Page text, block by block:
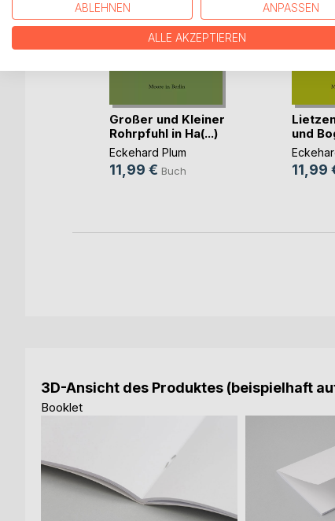
Großer und Kleiner
Rohrpfuhl in Ha(...)
Eckehard Plum
11,99 € Buch
und
11,99
3D-Ansicht des Produktes (beispielhaft
Booklet
ABLEHNEN ANPASSEN
ALLE AKZEPTIEREN